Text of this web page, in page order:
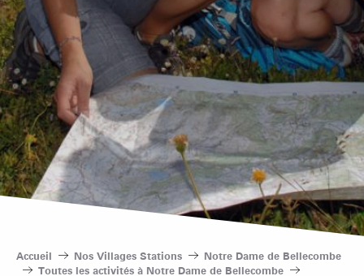
Accueil Nos Villages Stations
Notre Dame de Bellecombe
Toutes les activités à Notre Dame de Bellecombe